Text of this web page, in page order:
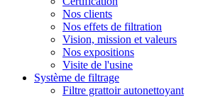
Nos clients
Nos effets de filtration
Vision, mission et valeurs
Nos expositions
Visite de l'usine
Système de filtrage
Filtre grattoir autonettoyant